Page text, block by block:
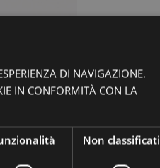
DI NAVIGAZIONE.
IN CONFORMITÀ CON LA
Non classificati